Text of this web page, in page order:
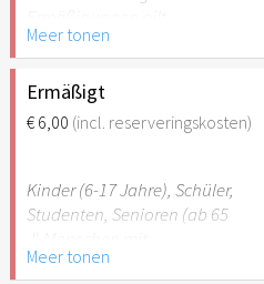
Meer tonen
Ermäßigt
€ 6,00 (incl. reserveringskosten)
Kinder (6-17 Jahre), Schüler,
Studenten, Senioren (ab 65
Behinderung (ab 50%),
Meer tonen